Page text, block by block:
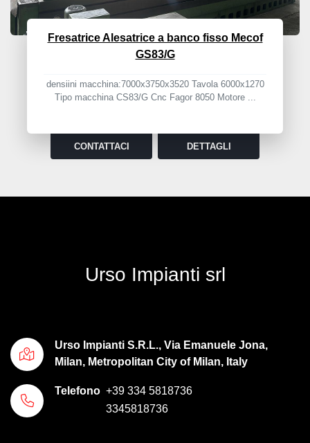
Fresatrice Alesatrice a banco fisso Mecof
GS83/G
densiini macchina:7000x3750x3520 Tavola 6000x1270
Tipo macchina CS83/G Cnc Fagor 8050 Motore ...
CONTATTACI DETTAGLI
Urso Impianti srl
Urso Impianti S.R.L., Via Emanuele Jona,
Milan, Metropolitan City of Milan, Italy
Telefono +39 334 5818736
3345818736